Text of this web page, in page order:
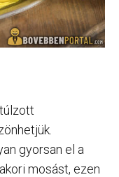
gyorsan el a
mosást, ezen